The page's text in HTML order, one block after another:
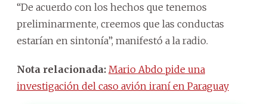
“De acuerdo con los hechos que tenemos
preliminarmente, creemos que las conductas
estarían en sintonía”, manifestó a la radio.
Nota relacionada: Mario Abdo pide una
investigación del caso avión iraní en Paraguay